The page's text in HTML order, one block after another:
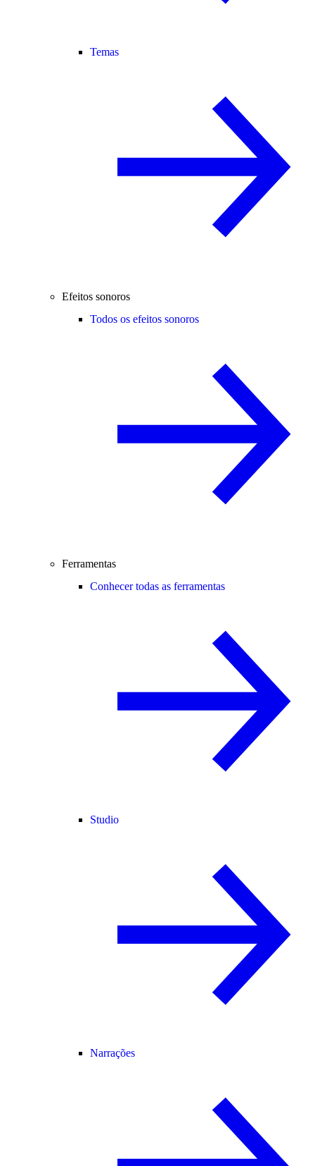
Temas
Efeitos sonoros
Todos os efeitos sonoros
Ferramentas
Conhecer todas as ferramentas
Studio
Narrações